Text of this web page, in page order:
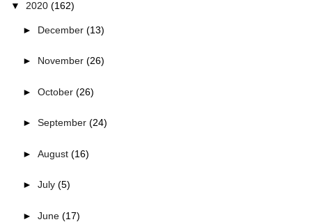
▼ 2020 (162)
► December (13)
► November (26)
► October (26)
► September (24)
► August (16)
► July (5)
► June (17)